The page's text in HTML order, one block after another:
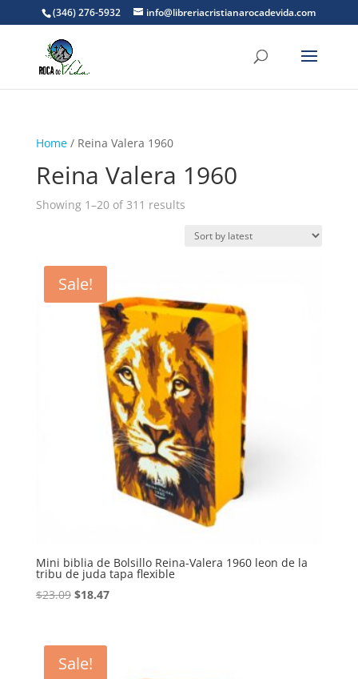
(346) 276-5932 info@libreriacristianarocadevida.com
Home/ Reina Valera 1960
Reina Valera 1960
Showing 1–20 of 311 resultsSorted
latest
Sale!
Mini biblia de Bolsillo Reina-Valera 1960 leon de la
tribu de juda tapa flexible
$23.09 Original
$23.09.
$18.47Current
Sale!